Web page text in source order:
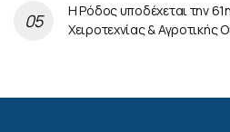
Η Ρόδος υποδέχεται την
Χειροτεχνίας & Αγροτικής